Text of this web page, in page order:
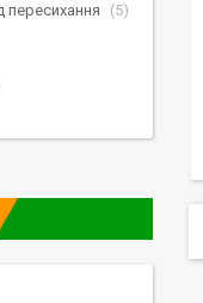
пересихання 5